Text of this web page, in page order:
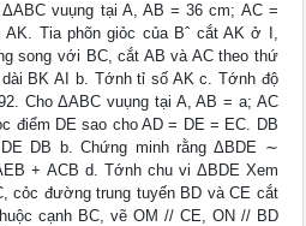
vuụng tại A, AB = 36 cm; AC =
Tia phõn giỏc của Bˆ cắt AK ở I,
song với BC, cắt AB và AC theo thứ
BK AI b. Tớnh tỉ số AK c. Tớnh độ
Cho ΔABC vuụng tại A, AB = a; AC
điểm DE sao cho AD = DE = EC. DB
DB b. Chứng minh rằng ΔBDE ∼
+ ACB d. Tớnh chu vi ΔBDE Xem
cỏc đường trung tuyến BD và CE cắt
cạnh BC, vẽ OM // CE, ON // BD